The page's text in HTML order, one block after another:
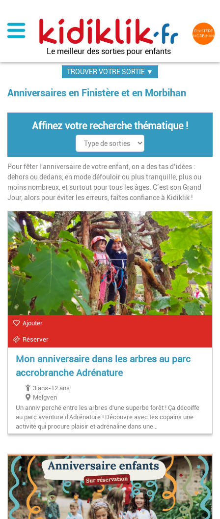
contenu
principal
Le meilleur des sorties pour enfants
TROUVER VOTRE SORTIE ▼
Anniversaires en Finistère et en Morbihan
Affinez votre recherche thématique !
Pour fêter l'anniversaire de votre enfant, on a des tas d’idées :
dehors ou dedans, en mode défouloir ou plus tranquille, plus ou
moins nombreux, et surtout pour tous les âges. C’est son Grand
Jour, alors pour éviter les erreurs, faîtes confiance à Kidiklik !
Ajouter
Réserver
Mon anniversaire dans les arbres au parc
accrobranche Adrénature
3 ans-12 ans
Melgven
Un anniv perché entre les arbres d'une superbe forêt ! Ça décoiffe
au parc aventure d'Adrénature ! Découvre avec tes copains une
activité qui procure plaisir et adrénaline dans une…